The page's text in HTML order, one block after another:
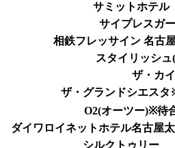
サミットホテル
サイプレスガ
相鉄フレッサイン 名古
スタイリッシ
ザ・カ
ザ・グランドシエス
O2(オーツー)※待
ダイワロイネットホテル名古屋
シルクトゥリー